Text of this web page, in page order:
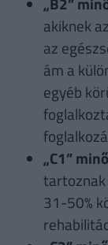
akiknek
az
ám a
egyéb
„C1”
tartoznak
31-50%